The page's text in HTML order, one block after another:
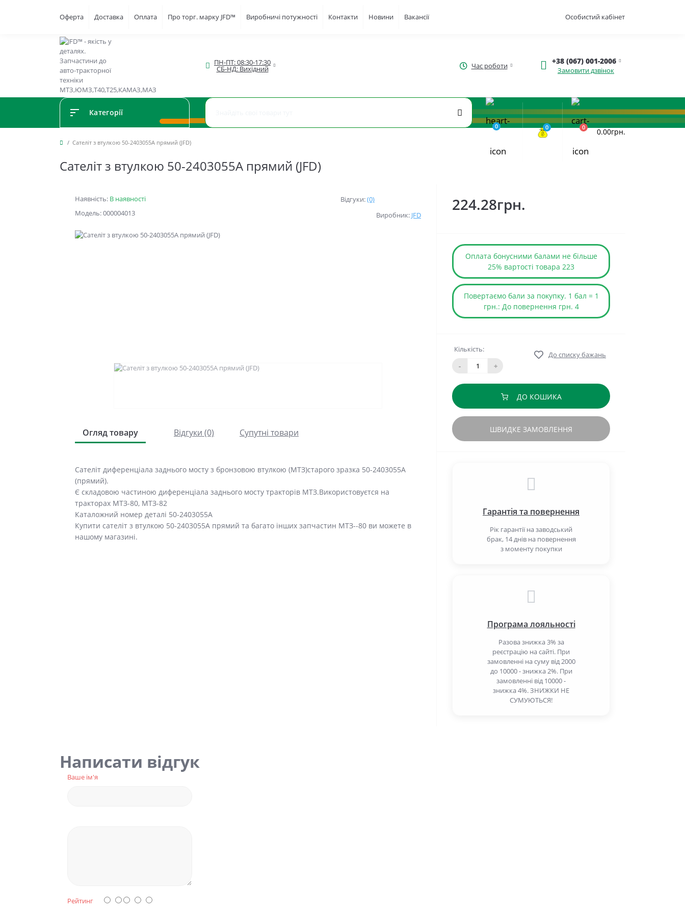
Оферта Доставка Оплата Про торг. марку JFD™ Виробничі потужності Контакти Новини Вакансії Особистий кабінет
ПН-ПТ: 08:30-17:30
СБ-НД: Вихідний Час роботи +38 (067) 001-2006
Замовити дзвінок
Категорії
0 0 0 0.00грн.
Сателіт з втулкою 50-2403055А прямий (JFD)
Сателіт з втулкою 50-2403055А прямий (JFD)
Наявність: В наявності
Модель: 000004013
Відгуки:(0)
Виробник: JFD
Огляд товару Відгуки (0) Супутні товари
Сателіт диференціала заднього мосту з бронзовою втулкою (МТЗ)старого зразка 50-2403055А
(прямий).
Є складовою частиною диференціала заднього мосту тракторів МТЗ.Використовуєтся на
тракторах МТЗ-80, МТЗ-82
Каталожний номер деталі 50-2403055А
Купити сателіт з втулкою 50-2403055А прямий та багато інших запчастин МТЗ--80 ви можете в
нашому магазині.
224.28грн.
Оплата бонусними балами не більше
25% вартості товара 223
Повертаємо бали за покупку. 1 бал = 1
грн.: До повернення грн. 4
Кількість:
-
+
До списку бажань
ДО КОШИКА
ШВИДКЕ ЗАМОВЛЕННЯ
Гарантія та повернення
Рік гарантії на заводський
брак, 14 днів на повернення
з моменту покупки
Програма лояльності
Разова знижка 3% за
реєстрацію на сайті. При
замовленні на суму від 2000
до 10000 - знижка 2%. При
замовленні від 10000 -
знижка 4%. ЗНИЖКИ НЕ
СУМУЮТЬСЯ!
Написати відгук
Ваше ім'я
Рейтинг